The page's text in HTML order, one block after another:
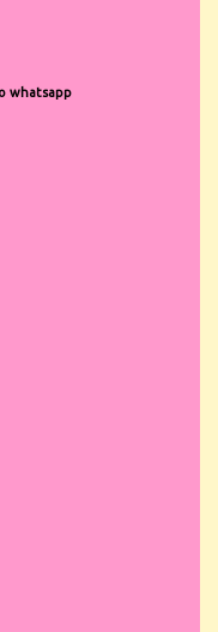
whatsapp